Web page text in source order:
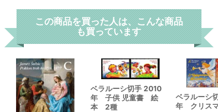
この商品を買った人は、こんな商品
も買っています
ベラルーシ切手 2010
年 子供 児童書 絵
本 2種
ベラルー
年 クリス